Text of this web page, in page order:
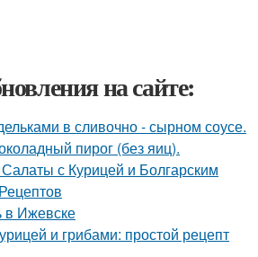
на сайте:
в сливочно - сырном соусе.
пирог (без яиц).
с Курицей и Болгарским
в Ижевске
и грибами: простой рецепт